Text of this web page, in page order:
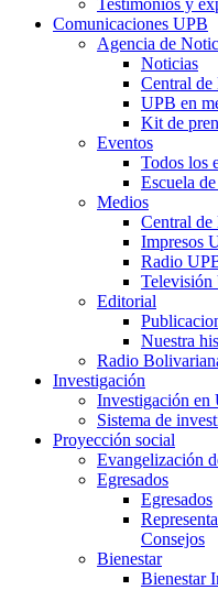
Testimonios y
Comunicaciones UPB
Agencia de
Noticias
Central de
UPB en
Kit de
Eventos
Todos los
Escuela
Medios
Central de
Impresos
Radio
Televisión
Editorial
Nuestra
Radio
Investigación
Investigación en
Sistema de
Proyección social
Evangelización
Egresados
Egresados
Consejos
Bienestar
Bienestar